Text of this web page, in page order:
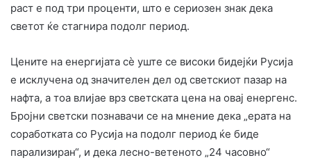
раст е под три проценти, што е сериозен знак дека
светот ќе стагнира подолг период.
Цените на енергијата сè уште се високи бидејќи Русија
е исклучена од значителен дел од светскиот пазар на
нафта, a тоа влијае врз светската цена на овај енергенс.
Бројни светски познавачи се на мнение дека „ерата на
соработката со Русија на подолг период ќе биде
парализиран“, и дека лесно-ветеното „24 часовно“